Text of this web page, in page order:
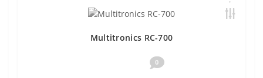
Multitronics RC-700
0